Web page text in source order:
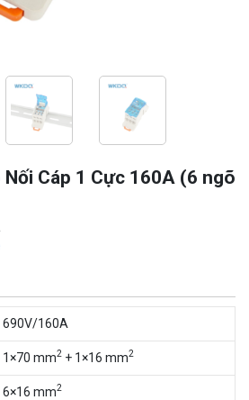
Nối Cáp 1 Cực 160A (6 ngõ
690V/160A
1×70 mm2 + 1×16 mm2
6×16 mm2